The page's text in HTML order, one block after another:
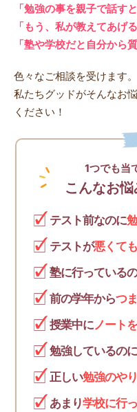
「勉強の事を親子で話す
「もう、私が教えてあげ
「塾や学校だと自分から
色々なご相談を受けます。
私たちグッドがそんなお
ください！
1つでも当
こんなお
テスト前なのに
テストが悪くて
塾に行っている
前の学年からつ
授業中にノート
勉強しているのに
正しい勉強のや
あまり学校に行